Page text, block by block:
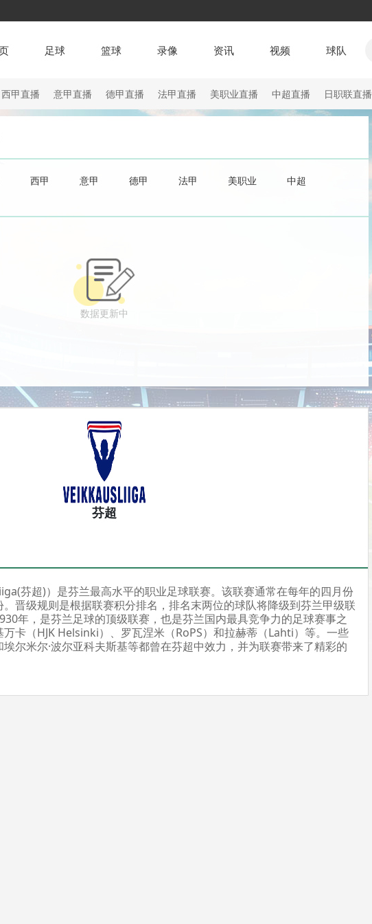
足球 篮球 录像 资讯 视频 球队
西甲直播 意甲直播 德甲直播 法甲直播 美职业直播 中超直播 日职联直播
西甲 意甲 德甲 法甲 美职业
中超
数据更新中
芬超
芬超)）是芬兰最高水平的职业足球联赛。该联赛通常在每年的四月份
晋级规则是根据联赛积分排名，排名末两位的球队将降级到芬兰甲级联
年，是芬兰足球的顶级联赛，也是芬兰国内最具竞争力的足球赛事之
卡（HJK Helsinki）、罗瓦涅米（RoPS）和拉赫蒂（Lahti）等。一些
尔米尔·波尔亚科夫斯基等都曾在芬超中效力，并为联赛带来了精彩的